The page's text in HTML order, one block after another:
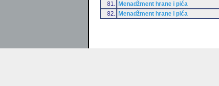
81.
Menadžment hrane i pića
82.
Menadžment hrane i pića